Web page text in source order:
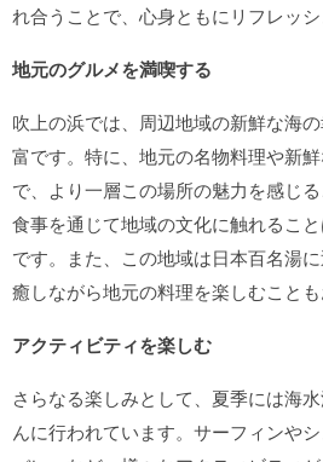
れ合うことで、心身ともにリフレッシ
地元のグルメを満喫する
吹上の浜では、周辺地域の新鮮な海
富です。特に、地元の名物料理や新
で、より一層この場所の魅力を感じる
食事を通じて地域の文化に触れるこ
です。また、この地域は日本百名湯
癒しながら地元の料理を楽しむことも
アクティビティを楽しむ
さらなる楽しみとして、夏季には海
んに行われています。サーフィンや